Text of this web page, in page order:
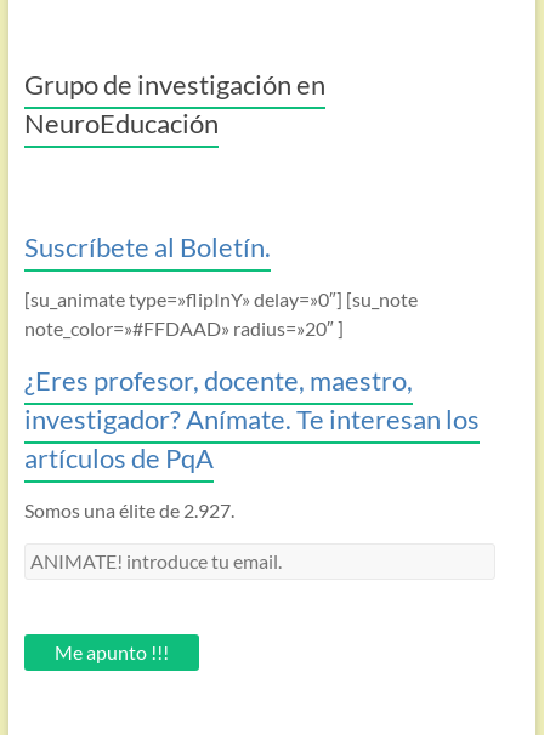
Grupo de investigación en
NeuroEducación
Suscríbete al Boletín.
[su_animate type=»flipInY» delay=»0″] [su_note
note_color=»#FFDAAD» radius=»20″ ]
¿Eres profesor, docente, maestro,
investigador? Anímate. Te interesan los
artículos de PqA
Somos una élite de 2.927.
ANIMATE!
email.Me apunto !!!